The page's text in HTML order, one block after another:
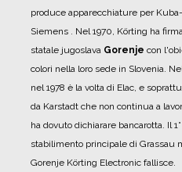
produce apparecchiature per
Siemens . Nel 1970, Körting ha
statale jugoslava Gorenje con
colori nella loro sede in Slovenia.
nel 1978 è la volta di Elac, e
da Karstadt che non continua a
ha dovuto dichiarare bancarotta. Il
stabilimento principale di Grassau
Gorenje Körting Electronic fallisce.